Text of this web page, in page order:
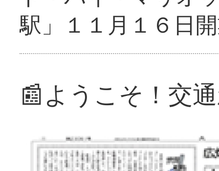
駅」１１月１６日
📰ようこそ！交